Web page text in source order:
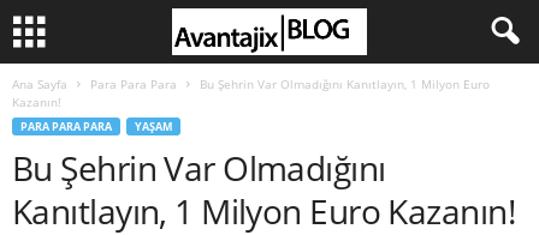
Ana Sayfa Para Para Para
Bu Şehrin Var Olmadığını Kanıtlayın, 1 Milyon Euro
Kazanın!
PARA PARA PARA YAŞAM
Bu Şehrin Var Olmadığını
Kanıtlayın, 1 Milyon Euro Kazanın!